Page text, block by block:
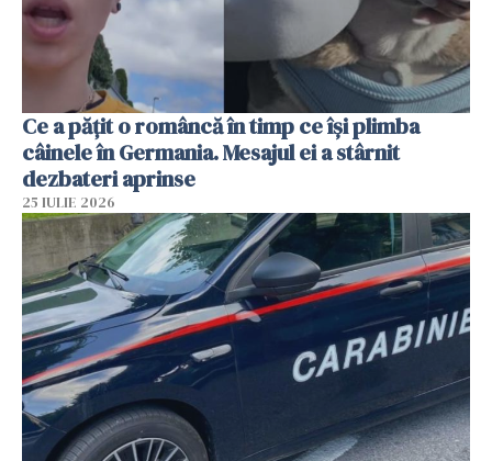
Ce a pățit o româncă în timp ce își plimba
câinele în Germania. Mesajul ei a stârnit
dezbateri aprinse
25 IULIE 2026